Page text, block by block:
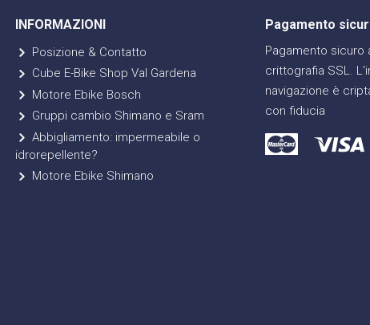
INFORMAZIONI
Posizione & Contatto
Cube E-Bike Shop Val Gardena
Motore Ebike Bosch
Gruppi cambio Shimano e Sram
Abbigliamento: impermeabile o
idrorepellente?
Motore Ebike Shimano
Pagamento
Pagamento sicuro
crittografia SSL.
navigazione è
con fiducia